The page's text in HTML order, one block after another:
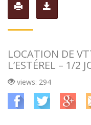
LOCATION DE
L’ESTÉREL – 1/2
views: 294